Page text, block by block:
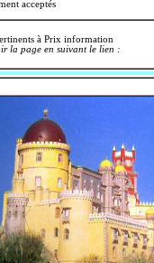
acceptés
à Prix information
la page en suivant le lien :